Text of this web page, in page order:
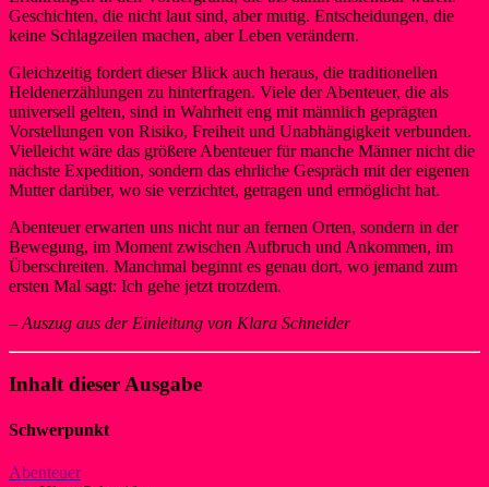
Geschichten, die nicht laut sind, aber mutig. Entscheidungen, die
keine Schlagzeilen machen, aber Leben verändern.
Gleichzeitig fordert dieser Blick auch heraus, die traditionellen
Heldenerzählungen zu hinterfragen. Viele der Abenteuer, die als
universell gelten, sind in Wahrheit eng mit männlich geprägten
Vorstellungen von Risiko, Freiheit und Unabhängigkeit verbunden.
Vielleicht wäre das größere Abenteuer für manche Männer nicht die
nächste Expedition, sondern das ehrliche Gespräch mit der eigenen
Mutter darüber, wo sie verzichtet, getragen und ermöglicht hat.
Abenteuer erwarten uns nicht nur an fernen Orten, sondern in der
Bewegung, im Moment zwischen Aufbruch und Ankommen, im
Überschreiten. Manchmal beginnt es genau dort, wo jemand zum
ersten Mal sagt: Ich gehe jetzt trotzdem.
– Auszug aus der Einleitung von Klara Schneider
Inhalt dieser Ausgabe
Schwerpunkt
Abenteuer